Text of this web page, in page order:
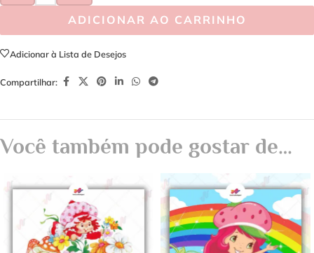
ADICIONAR AO CARRINHO
Adicionar à Lista de Desejos
Compartilhar:
Você também pode gostar de…